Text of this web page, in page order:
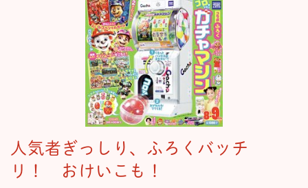
人気者ぎっしり、ふろくバッチ
リ！ おけいこも！